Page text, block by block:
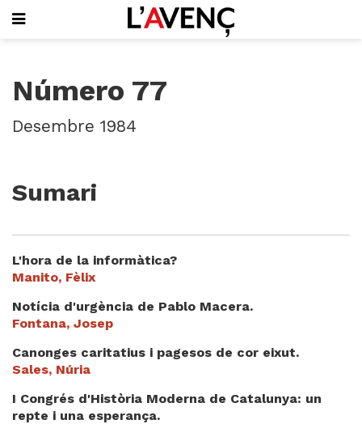
PORTADA
QUI SOM
PUBLICITAT
VIDEOTECA
Focus
Actualitat
El llibre de la setmana
Mirador
Videoteca
Termes legals
Número 77
Desembre 1984
Sumari
L'hora de la informàtica?
Manito, Fèlix
Notícia d'urgència de Pablo Macera.
Fontana, Josep
Canonges caritatius i pagesos de cor eixut.
Sales, Núria
I Congrés d'Història Moderna de Catalunya: un
repte i una esperança.